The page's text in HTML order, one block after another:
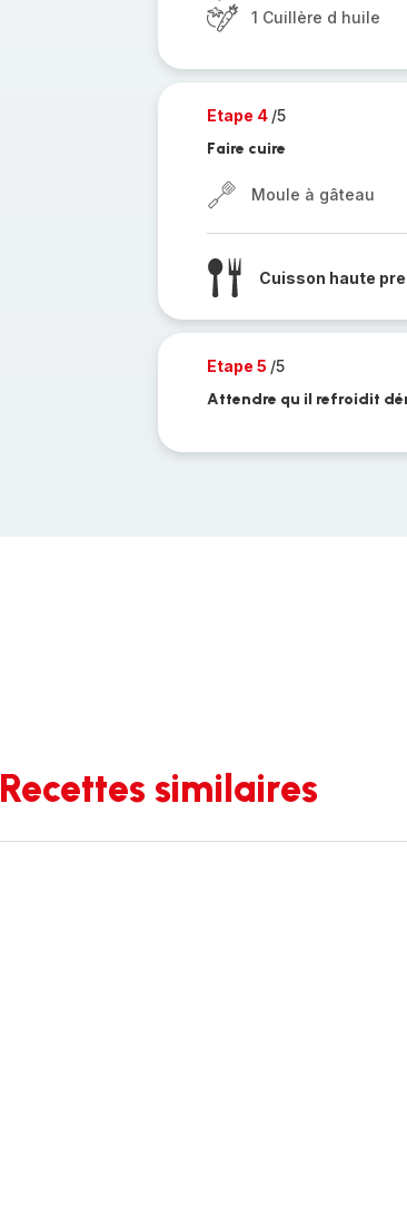
1 Cuillère d huile
Etape 4 /5
Faire cuire
Moule à gâteau
Cuisson haute
Etape 5 /5
Attendre qu il refroidit
Recettes similaires